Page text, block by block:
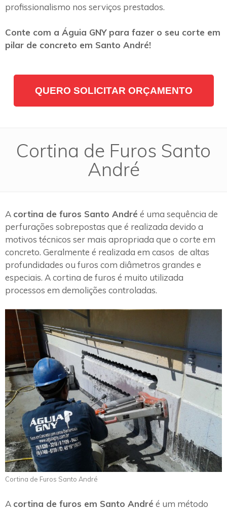
profissionalismo nos serviços prestados.
Conte com a Águia GNY para fazer o seu corte em
pilar de concreto em Santo André!
QUERO SOLICITAR ORÇAMENTO
Cortina de Furos Santo
André
A cortina de furos Santo André é uma sequência de
perfurações sobrepostas que é realizada devido a
motivos técnicos ser mais apropriada que o corte em
concreto. Geralmente é realizada em casos de altas
profundidades ou furos com diâmetros grandes e
especiais. A cortina de furos é muito utilizada
processos em demolições controladas.
Cortina de Furos Santo André
A cortina de furos em Santo André é um método